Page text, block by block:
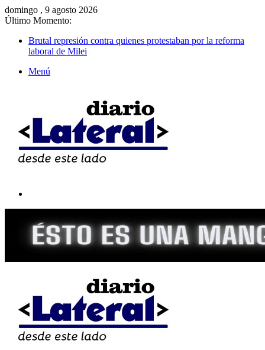
domingo , 9 agosto 2026
Último Momento:
Brutal represión contra quienes protestaban por la reforma
laboral de Milei
Menú